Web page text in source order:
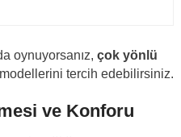
oynuyorsanız, çok yönlü
tercih edebilirsiniz.
ve Konforu